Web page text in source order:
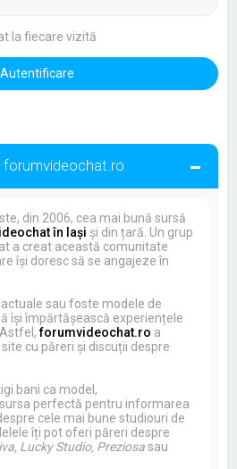
la fiecare vizită
forumvideochat.ro
din 2006, cea mai bună sursă
în Iași și din țară. Un grup
a creat această comunitate
își doresc să se angajeze în
sau foste modele de
își împărtășească experiențele
Astfel,forumvideochat.ro a
cu păreri și discuții despre
bani ca model,
perfectă pentru informarea
cele mai bune studiouri de
îți pot oferi păreri despre
Lucky Studio, Preziosasau